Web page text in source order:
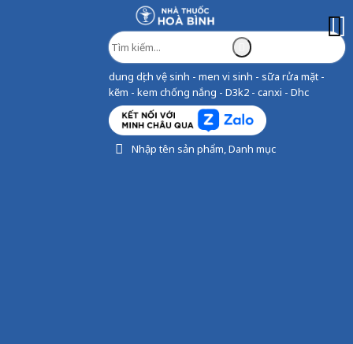
dung dịch vệ sinh - men vi sinh - sữa rửa mặt -
kẽm - kem chống nắng - D3k2 - canxi - Dhc
Nhập tên sản phẩm, Danh mục